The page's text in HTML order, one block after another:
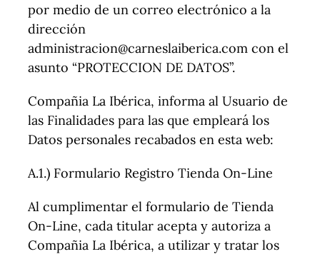
por medio de un correo electrónico a la
dirección
administracion@carneslaiberica.com con el
asunto “PROTECCION DE DATOS”.
Compañia La Ibérica, informa al Usuario de
las Finalidades para las que empleará los
Datos personales recabados en esta web:
A.1.) Formulario Registro Tienda On-Line
Al cumplimentar el formulario de Tienda
On-Line, cada titular acepta y autoriza a
Compañia La Ibérica, a utilizar y tratar los